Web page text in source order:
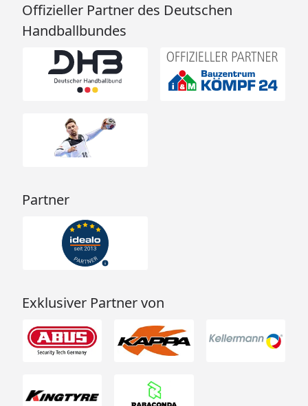
Offizieller Partner des Deutschen
Handballbundes
Partner
Exklusiver Partner von